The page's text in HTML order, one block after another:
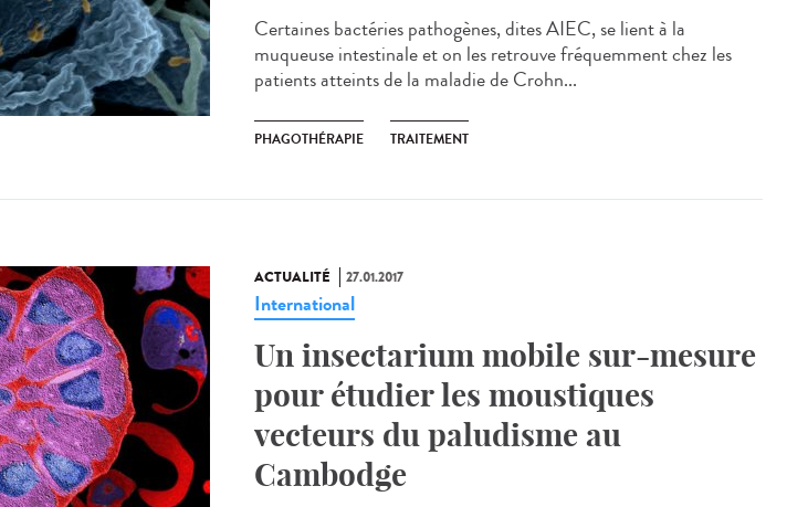
Certaines bactéries pathogènes, dites AIEC, se lient à la
muqueuse intestinale et on les retrouve fréquemment chez les
patients atteints de la maladie de Crohn...
PHAGOTHÉRAPIE TRAITEMENT
ACTUALITÉ 27.01.2017
International
Un insectarium mobile sur-mesure
pour étudier les moustiques
vecteurs du paludisme au
Cambodge